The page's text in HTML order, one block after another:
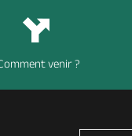
venir ?